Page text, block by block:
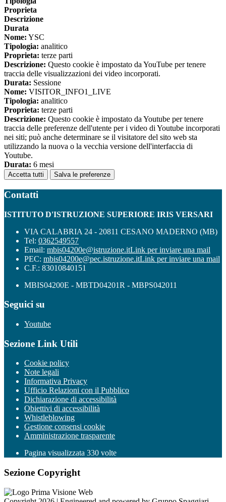
Proprieta
Descrizione
Durata
Nome: YSC
Tipologia: analitico
Proprieta: terze parti
Descrizione: Questo cookie è impostato da YouTube per tenere
traccia delle visualizzazioni dei video incorporati.
Durata: Sessione
Nome: VISITOR_INFO1_LIVE
Tipologia: analitico
Proprieta: terze parti
Descrizione: Questo cookie è impostato da Youtube per tenere
traccia delle preferenze dell'utente per i video di Youtube incorporati
nei siti; può anche determinare se il visitatore del sito web sta
utilizzando la nuova o la vecchia versione dell'interfaccia di
Youtube.
Durata: 6 mesi
Accetta tutti Salva le preferenze
Contatti
ISTITUTO D'ISTRUZIONE SUPERIORE IRIS VERSARI
VIA CALABRIA 24 - 20811 CESANO MADERNO (MB)
Tel: 0362549557
Email: mbis04200e@istruzione.itLink per inviare una mail
PEC: mbis04200e@pec.istruzione.itLink per inviare una mail
C.F.: 83010840151
MBIS04200E - MBTD04201R - MBPS042011
Seguici su
Youtube
Sezione Link Utili
Cookie policy
Note legali
Informativa Privacy
Ufficio Relazioni con il Pubblico
Dichiarazione di accessibilità
Obiettivi di accessibilità
Whistleblowing
Gestione consensi cookie
Amministrazione trasparente
Pagina visualizzata 330 volte
Sezione Copyright